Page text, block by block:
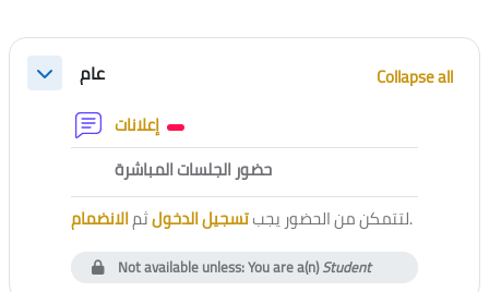
Section outline
Collapseعام
Collapse all
Forum
حضور الجلسات المباشرةExternal tool
لتتمكن من الحضور يجبتسجيل الدخولثمالانضمام .
Not available unless: You are a(n)Student